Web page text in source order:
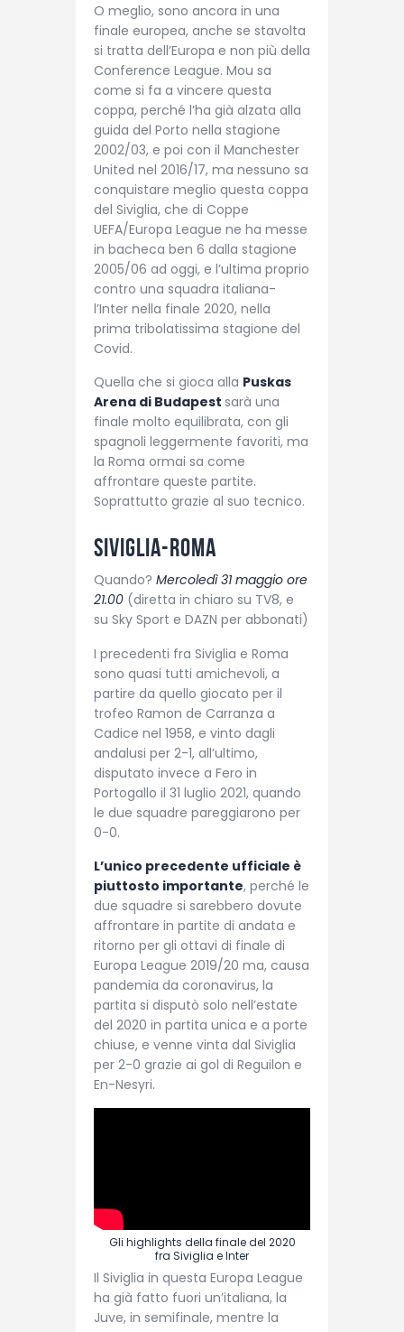
O meglio, sono ancora in una
finale europea, anche se stavolta
si tratta dell’Europa e non più della
Conference League. Mou sa
come si fa a vincere questa
coppa, perché l’ha già alzata alla
guida del Porto nella stagione
2002/03, e poi con il Manchester
United nel 2016/17, ma nessuno sa
conquistare meglio questa coppa
del Siviglia, che di Coppe
UEFA/Europa League ne ha messe
in bacheca ben 6 dalla stagione
2005/06 ad oggi, e l’ultima proprio
contro una squadra italiana-
l’Inter nella finale 2020, nella
prima tribolatissima stagione del
Covid.
Quella che si gioca alla Puskas
Arena di Budapest sarà una
finale molto equilibrata, con gli
spagnoli leggermente favoriti, ma
la Roma ormai sa come
affrontare queste partite.
Soprattutto grazie al suo tecnico.
Siviglia-Roma
Quando? Mercoledì 31 maggio ore
21.00 (diretta in chiaro su TV8, e
su Sky Sport e DAZN per abbonati)
I precedenti fra Siviglia e Roma
sono quasi tutti amichevoli, a
partire da quello giocato per il
trofeo Ramon de Carranza a
Cadice nel 1958, e vinto dagli
andalusi per 2-1, all’ultimo,
disputato invece a Fero in
Portogallo il 31 luglio 2021, quando
le due squadre pareggiarono per
0-0.
L’unico precedente ufficiale è
piuttosto importante, perché le
due squadre si sarebbero dovute
affrontare in partite di andata e
ritorno per gli ottavi di finale di
Europa League 2019/20 ma, causa
pandemia da coronavirus, la
partita si disputò solo nell’estate
del 2020 in partita unica e a porte
chiuse, e venne vinta dal Siviglia
per 2-0 grazie ai gol di Reguilon e
En-Nesyri.
Gli highlights della finale del 2020
fra Siviglia e Inter
Il Siviglia in questa Europa League
ha già fatto fuori un’italiana, la
Juve, in semifinale, mentre la